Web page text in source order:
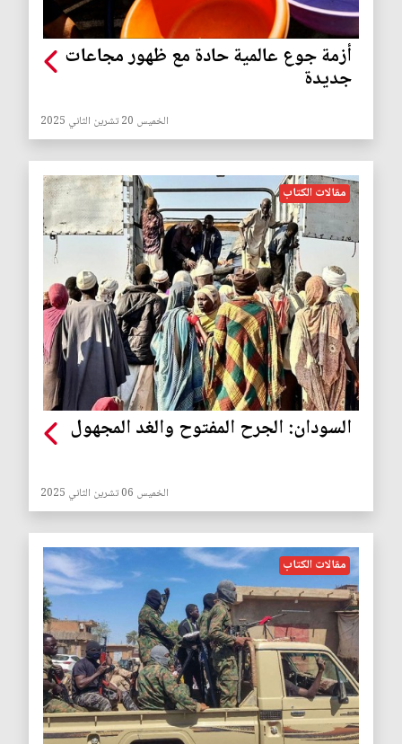
أزمة جوع عالمية حادة مع ظهور مجاعات
جديدة
الخميس 20 تشرين الثاني 2025
مقالات الكتاب
السودان: الجرح المفتوح والغد المجهول
الخميس 06 تشرين الثاني 2025
مقالات الكتاب